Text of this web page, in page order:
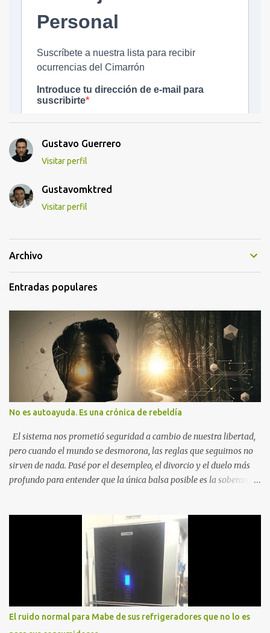
Gustavo Guerrero
Visitar perfil
Gustavomktred
Visitar perfil
Archivo
Entradas populares
No es autoayuda. Es una crónica de rebeldía
El sistema nos prometió seguridad a cambio de nuestra libertad,
pero cuando el mundo se desmorona, las reglas que seguimos no
sirven de nada. Pasé por el desempleo, el divorcio y el duelo más
profundo para entender que la única balsa posible es la soberanía
un Cimarrón no es huir del mundo, es aprender a caminar en él sin
llevar puestas las cadenas de otros 1. La Caída: Al Filo del
Precipicio El momento del quiebre. En Al Filo del Precipicio, relato
mi caída. No como una víctima, sino como alguien que descubrió
que la crisis es el único lugar donde la verdad no se puede ocultar.
Este libro es el testimonio de cómo reconstruir la identidad cuando
el éxito corporativo y las etiquetas sociales te abandonan. Es la
base técnica y espiritual de mi regreso al mundo. Adquirir en
El ruido normal para Mabe de sus refrigeradores que no lo es